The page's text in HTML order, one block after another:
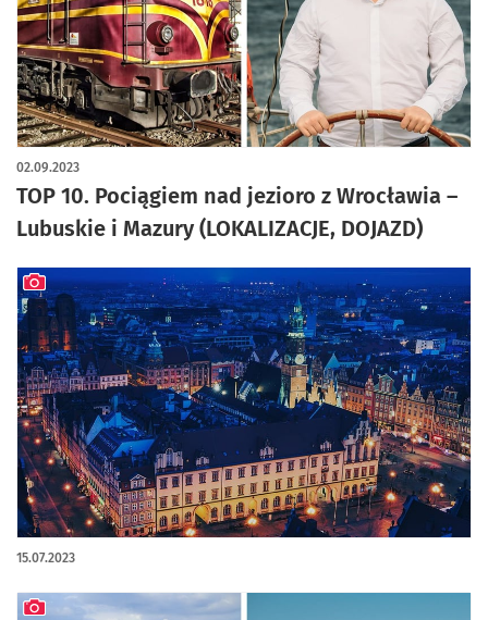
TOP 10. Pociągiem nad jezioro z Wrocławia –
Lubuskie i Mazury (LOKALIZACJE, DOJAZD)
02.09.2023
artykuł z galerią zdjęć
15.07.2023
artykuł z galerią zdjęć